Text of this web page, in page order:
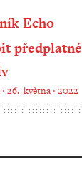
Echo
předplatné
26. května ‧ 2022